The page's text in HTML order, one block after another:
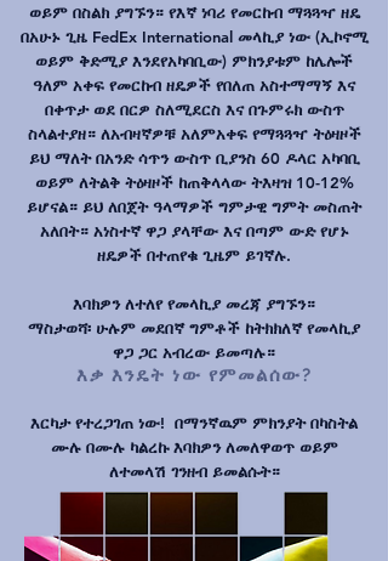
ወይም በስልክ ያግኙን። የእኛ ነባሪ የመርከብ ማጓጓዣ ዘዴ
በአሁኑ ጊዜ FedEx International መላኪያ ነው (ኢኮኖሚ
ወይም ቅድሚያ እንደየአካባቢው) ምክንያቱም ከሌሎች
ዓለም አቀፍ የመርከብ ዘዴዎች የበለጠ አስተማማኝ እና
በቀጥታ ወደ በርዎ ስለሚደርስ እና በጉምሩክ ውስጥ
ስላልተያዘ። ለአብዛኛዎቹ አለምአቀፍ የማጓጓዣ ትዕዛዞች
ይህ ማለት በአንድ ሳጥን ውስጥ ቢያንስ 60 ዶላር አካባቢ
ወይም ለትልቅ ትዕዛዞች ከጠቅላላው ትእዛዝ 10-12%
ይሆናል። ይህ ለበጀት ዓላማዎች ግምታዊ ግምት መስጠት
አለበት። አነስተኛ ዋጋ ያላቸው እና በጣም ውድ የሆኑ
ዘዴዎች በተጠየቁ ጊዜም ይገኛሉ.
እባክዎን ለተለየ የመላኪያ መረጃ ያግኙን።
ማስታወሻ፡ ሁሉም መደበኛ ግምቶች ከትክክለኛ የመላኪያ
ዋጋ ጋር አብረው ይመጣሉ።
እቃ እንዴት ነው የምመልሰው?
እርካታ የተረጋገጠ ነው! በማንኛዉም ምክንያት በካስትል
ሙሉ በሙሉ ካልረኩ እባክዎን ለመለዋወጥ ወይም
ለተመላሽ ገንዘብ ይመልሱት።